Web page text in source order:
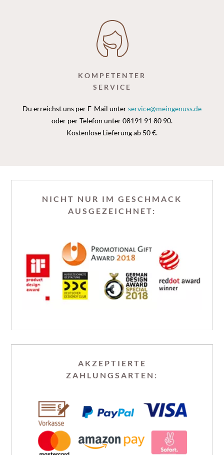
KOMPETENTER
SERVICE
Du erreichst uns per E-Mail unterservice@meingenuss.de
oder per Telefon unter 08191 91 80 90.
Kostenlose Lieferung ab 50 €.
NICHT NUR IM GESCHMACK
AUSGEZEICHNET:
AKZEPTIERTE
ZAHLUNGSARTEN: